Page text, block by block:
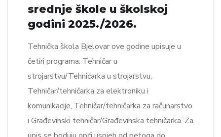
srednje škole u školskoj
godini 2025./2026.
Tehnička škola Bjelovar ove godine upisuje u
četiri programa: Tehničar u
strojarstvu/Tehničarka u strojarstvu,
Tehničar/tehničarka za elektroniku i
komunikacije, Tehničar/tehničarka za računarstvo
i Građevinski tehničar/Građevinska tehničarka. Za